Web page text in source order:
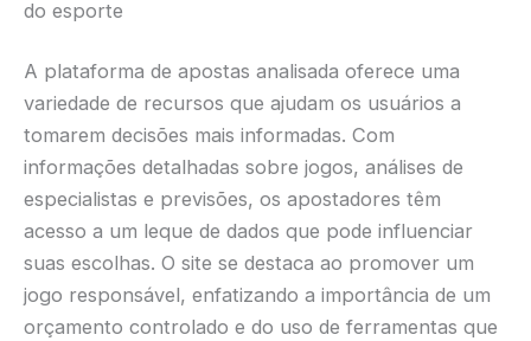
do esporte
A plataforma de apostas analisada oferece uma
variedade de recursos que ajudam os usuários a
tomarem decisões mais informadas. Com
informações detalhadas sobre jogos, análises de
especialistas e previsões, os apostadores têm
acesso a um leque de dados que pode influenciar
suas escolhas. O site se destaca ao promover um
jogo responsável, enfatizando a importância de um
orçamento controlado e do uso de ferramentas que